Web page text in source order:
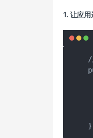
1. 让应
}